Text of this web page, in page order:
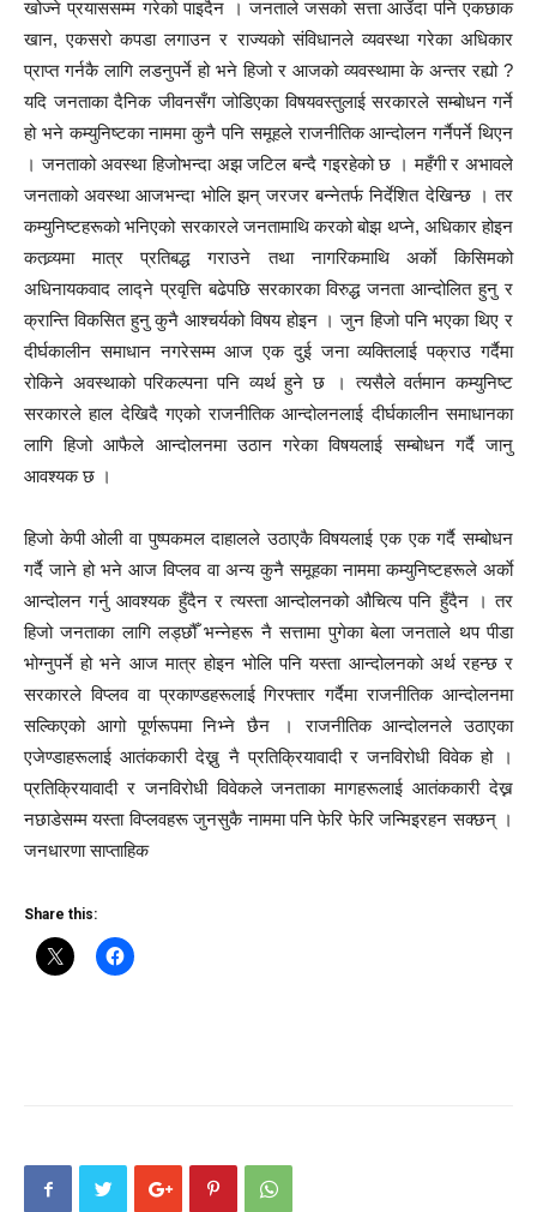
खोज्ने प्रयाससम्म गरेको पाइदैन । जनताले जसको सत्ता आउँदा पनि एकछाक
खान, एकसरो कपडा लगाउन र राज्यको संविधानले व्यवस्था गरेका अधिकार
प्राप्त गर्नकै लागि लडनुपर्ने हो भने हिजो र आजको व्यवस्थामा के अन्तर रह्यो ?
यदि जनताका दैनिक जीवनसँग जोडिएका विषयवस्तुलाई सरकारले सम्बोधन गर्ने
हो भने कम्युनिष्टका नाममा कुनै पनि समूहले राजनीतिक आन्दोलन गर्नैपर्ने थिएन
। जनताको अवस्था हिजोभन्दा अझ जटिल बन्दै गइरहेको छ । महँगी र अभावले
जनताको अवस्था आजभन्दा भोलि झन् जरजर बन्नेतर्फ निर्देशित देखिन्छ । तर
कम्युनिष्टहरूको भनिएको सरकारले जनतामाथि करको बोझ थप्ने, अधिकार होइन
कतव्र्यमा मात्र प्रतिबद्ध गराउने तथा नागरिकमाथि अर्काे किसिमको
अधिनायकवाद लाद्ने प्रवृत्ति बढेपछि सरकारका विरुद्ध जनता आन्दोलित हुनु र
क्रान्ति विकसित हुनु कुनै आश्चर्यको विषय होइन । जुन हिजो पनि भएका थिए र
दीर्घकालीन समाधान नगरेसम्म आज एक दुई जना व्यक्तिलाई पक्राउ गर्दैमा
रोकिने अवस्थाको परिकल्पना पनि व्यर्थ हुने छ । त्यसैले वर्तमान कम्युनिष्ट
सरकारले हाल देखिदै गएको राजनीतिक आन्दोलनलाई दीर्घकालीन समाधानका
लागि हिजो आफैले आन्दोलनमा उठान गरेका विषयलाई सम्बोधन गर्दै जानु
आवश्यक छ ।
हिजो केपी ओली वा पुष्पकमल दाहालले उठाएकै विषयलाई एक एक गर्दै सम्बोधन
गर्दै जाने हो भने आज विप्लव वा अन्य कुनै समूहका नाममा कम्युनिष्टहरूले अर्काे
आन्दोलन गर्नु आवश्यक हुँदैन र त्यस्ता आन्दोलनको औचित्य पनि हुँदैन । तर
हिजो जनताका लागि लड्छौँ भन्नेहरू नै सत्तामा पुगेका बेला जनताले थप पीडा
भोग्नुपर्ने हो भने आज मात्र होइन भोलि पनि यस्ता आन्दोलनको अर्थ रहन्छ र
सरकारले विप्लव वा प्रकाण्डहरूलाई गिरफ्तार गर्दैमा राजनीतिक आन्दोलनमा
सल्किएको आगो पूर्णरूपमा निभ्ने छैन । राजनीतिक आन्दोलनले उठाएका
एजेण्डाहरूलाई आतंककारी देख्नु नै प्रतिक्रियावादी र जनविरोधी विवेक हो ।
प्रतिक्रियावादी र जनविरोधी विवेकले जनताका मागहरूलाई आतंककारी देख्न
नछाडेसम्म यस्ता विप्लवहरू जुनसुकै नाममा पनि फेरि फेरि जन्मिइरहन सक्छन् ।
जनधारणा साप्ताहिक
Share this: